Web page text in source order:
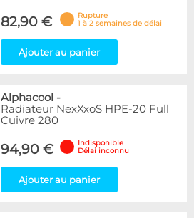
82,90 €
Rupture
1 à 2 semaines de délai
Ajouter au panier
Alphacool -
Radiateur NexXxoS HPE-20 Full
Cuivre 280
94,90 €
Indisponible
Délai inconnu
Ajouter au panier